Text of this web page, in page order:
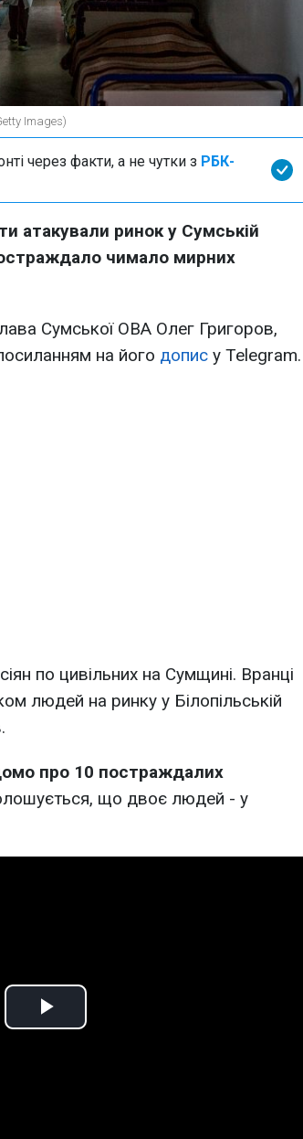
Images)
через факти, а не чутки з РБК-
атакували ринок у Сумській
чимало мирних
Сумської ОВА Олег Григоров,
на його допис у Telegram.
по цивільних на Сумщині. Вранці
людей на ринку у Білопільській
про 10 постраждалих
що двоє людей - у
Play